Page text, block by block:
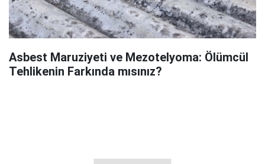
Asbest Maruziyeti ve Mezotelyoma: Ölümcül
Tehlikenin Farkında mısınız?